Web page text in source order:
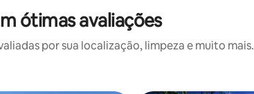
ótimas avaliações
por sua localização, limpeza e muito mais.